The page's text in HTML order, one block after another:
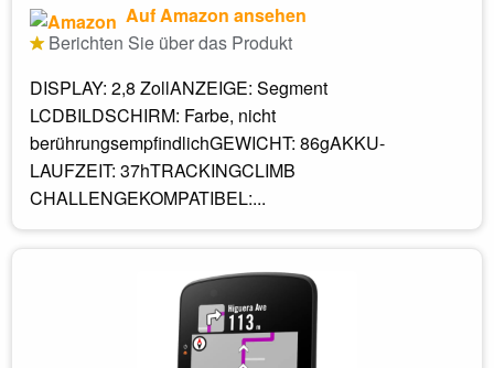
Auf Amazon ansehen
Berichten Sie über das Produkt
DISPLAY: 2,8 ZollANZEIGE: Segment
LCDBILDSCHIRM: Farbe, nicht
berührungsempfindlichGEWICHT: 86gAKKU-
LAUFZEIT: 37hTRACKINGCLIMB
CHALLENGEKOMPATIBEL:...